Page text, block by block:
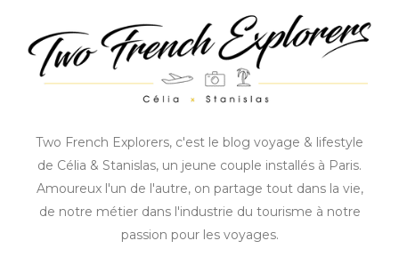
Two French Explorers, c'est le blog voyage & lifestyle
de Célia & Stanislas, un jeune couple installés à Paris.
Amoureux l'un de l'autre, on partage tout dans la vie,
de notre métier dans l'industrie du tourisme à notre
passion pour les voyages.